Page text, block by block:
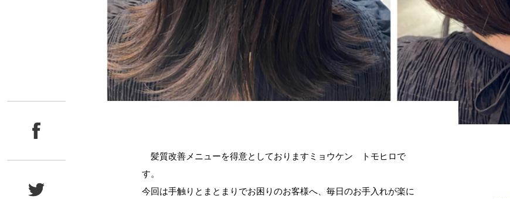
髪質改善メニューを得意としておりますミョウケン トモヒロで
す。
今回は手触りとまとまりでお困りのお客様へ、毎日のお手入れが楽に